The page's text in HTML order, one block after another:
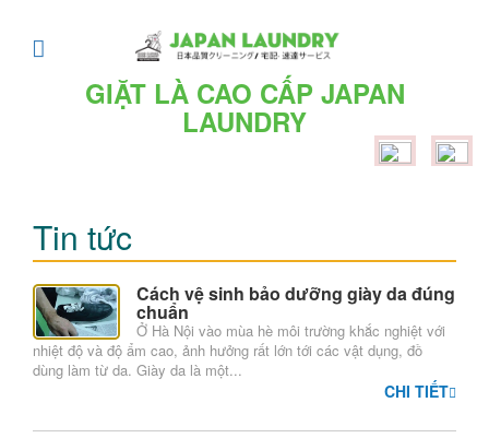
TRANG
vụ
Dịch
giặt
GIẶT LÀ CAO CẤP JAPAN
LAUNDRY
Tin tức
Cách vệ sinh bảo dưỡng giày da đúng
chuẩn
Ở Hà Nội vào mùa hè môi trường khắc nghiệt với
nhiệt độ và độ ẩm cao, ảnh hưởng rất lớn tới các vật dụng, đồ
dùng làm từ da. Giày da là một...
CHI TIẾT